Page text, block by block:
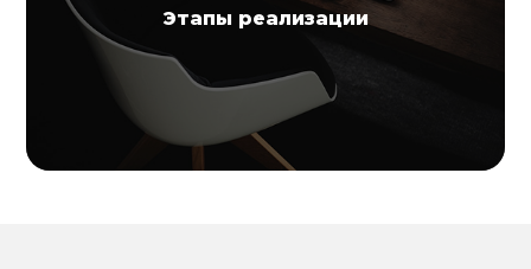
Этапы реализации